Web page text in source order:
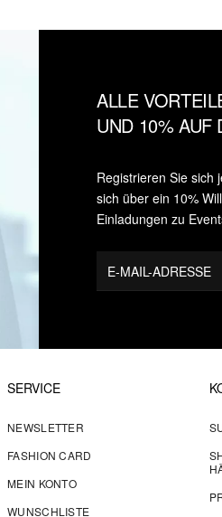
ALLE
UND 10% AUF
Registrieren Sie sich
sich über ein 10%
Einladungen zu
E-MAIL-ADRESSE
SERVICE
NEWSLETTER
FASHION CARD
MEIN KONTO
WUNSCHLISTE